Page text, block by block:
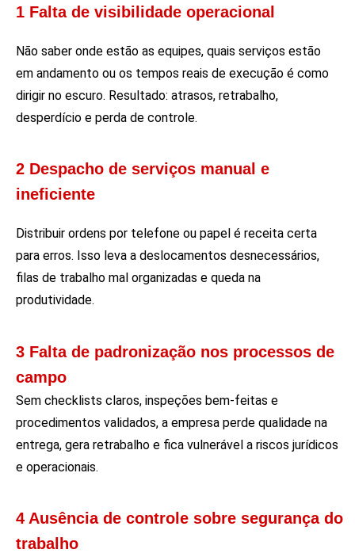
1 Falta de visibilidade operacional
Não saber onde estão as equipes, quais serviços estão
em andamento ou os tempos reais de execução é como
dirigir no escuro. Resultado: atrasos, retrabalho,
desperdício e perda de controle.
2 Despacho de serviços manual e
ineficiente
Distribuir ordens por telefone ou papel é receita certa
para erros. Isso leva a deslocamentos desnecessários,
filas de trabalho mal organizadas e queda na
produtividade.
3 Falta de padronização nos processos de
campo
Sem checklists claros, inspeções bem-feitas e
procedimentos validados, a empresa perde qualidade na
entrega, gera retrabalho e fica vulnerável a riscos jurídicos
e operacionais.
4 Ausência de controle sobre segurança do
trabalho